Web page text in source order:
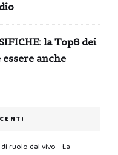
la Top6 dei
anche
ruolo dal vivo - La